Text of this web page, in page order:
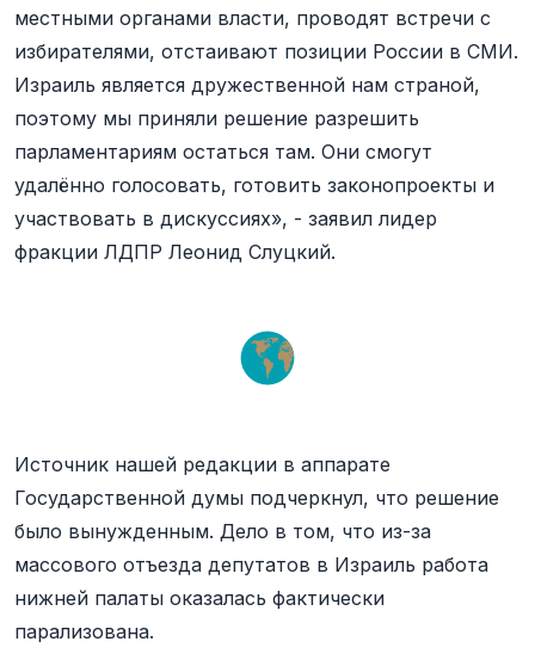
местными органами власти, проводят встречи с
избирателями, отстаивают позиции России в СМИ.
Израиль является дружественной нам страной,
поэтому мы приняли решение разрешить
парламентариям остаться там. Они смогут
удалённо голосовать, готовить законопроекты и
участвовать в дискуссиях», - заявил лидер
фракции ЛДПР Леонид Слуцкий.
Источник нашей редакции в аппарате
Государственной думы подчеркнул, что решение
было вынужденным. Дело в том, что из-за
массового отъезда депутатов в Израиль работа
нижней палаты оказалась фактически
парализована.